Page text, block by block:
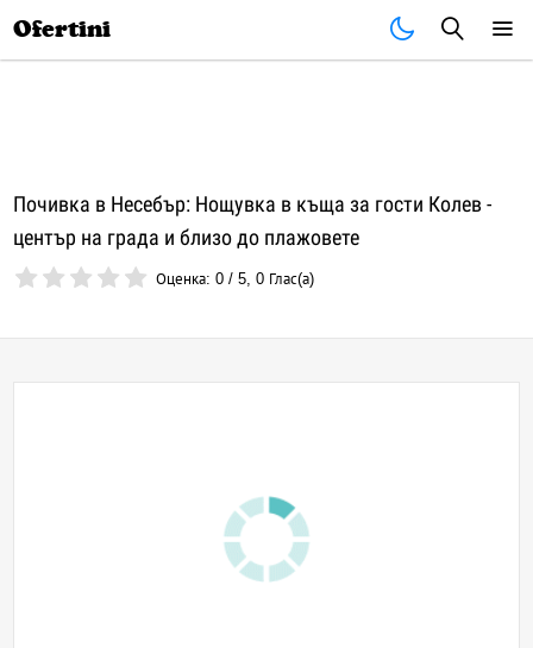
Ofertini
Почивка в Несебър: Нощувка в къща за гости Колев -
център на града и близо до плажовете
Оценка:0 /5,0 Глас(а)